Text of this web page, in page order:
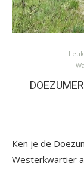
Ken je de
Westerkwartier